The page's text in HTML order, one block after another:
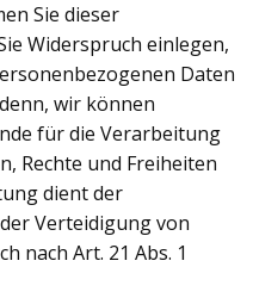
Sie dieser
Widerspruch einlegen,
Daten
wir können
für die Verarbeitung
Rechte und Freiheiten
dient der
Verteidigung von
nach Art. 21 Abs. 1